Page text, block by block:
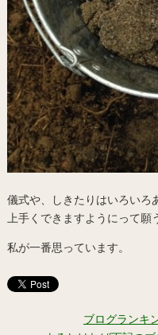
儀式や、しきたりはいろいろ
上手くできますようにって願
私が一番思っています。
ブログランキ